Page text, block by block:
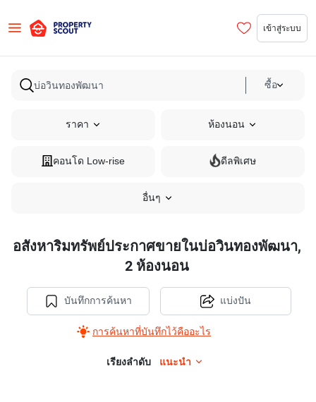
เข้าสู่ระบบ
ซื้อ
ราคา ห้องนอน
คอนโด Low-rise ดีลพิเศษ
อื่นๆ
อสังหาริมทรัพย์ประกาศขายในบ่อวินทองพัฒนา,
2 ห้องนอน
บันทึกการค้นหา
การค้นหาที่บันทึกไว้คืออะไร
แบ่งปัน
เรียงลำดับ แนะนำ